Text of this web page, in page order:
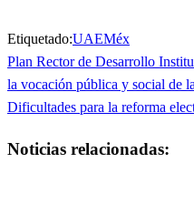
Etiquetado:UAEMéx
Navegación
de
Entrada
anterior
Plan Rector de Desarrollo
la vocación pública y social de
Entrada
Dificultades para la reforma
Noticias relacionadas: